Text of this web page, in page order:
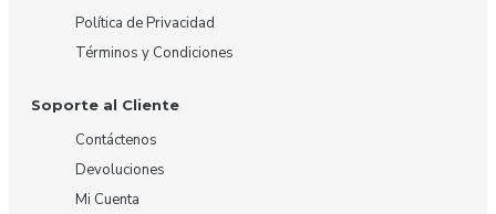
Política de Privacidad
Términos y Condiciones
Soporte al Cliente
Contáctenos
Devoluciones
Mi Cuenta